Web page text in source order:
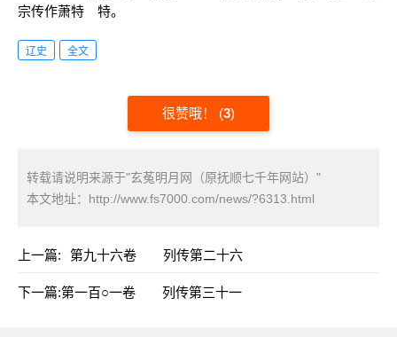
宗传作萧特 特。
辽史 全文
很赞哦！ (3)
转载请说明来源于"玄菟明月网（原抚顺七千年网站）"
本文地址： http://www.fs7000.com/news/?6313.html
上一篇: 第九十六卷 列传第二十六
下一篇:第一百○一卷 列传第三十一